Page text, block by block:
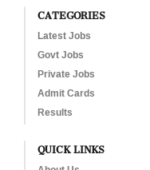
CATEGORIES
Latest Jobs
Govt Jobs
Private Jobs
Admit Cards
Results
QUICK LINKS